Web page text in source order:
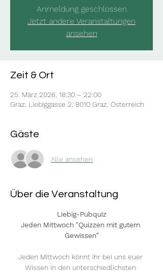
Anmeldung geschlossen
Jetzt andere Veranstaltungen
ansehen
Zeit & Ort
25. März 2026, 18:30 – 22:00
Graz, Liebiggasse 2, 8010 Graz, Österreich
Gäste
Alle ansehen
Über die Veranstaltung
Liebig-Pubquiz
Jeden Mittwoch "Quizzen mit gutem
Gewissen"
Jeden Mittwoch könnt ihr bei uns euer
Wissen in den unterschiedlichsten